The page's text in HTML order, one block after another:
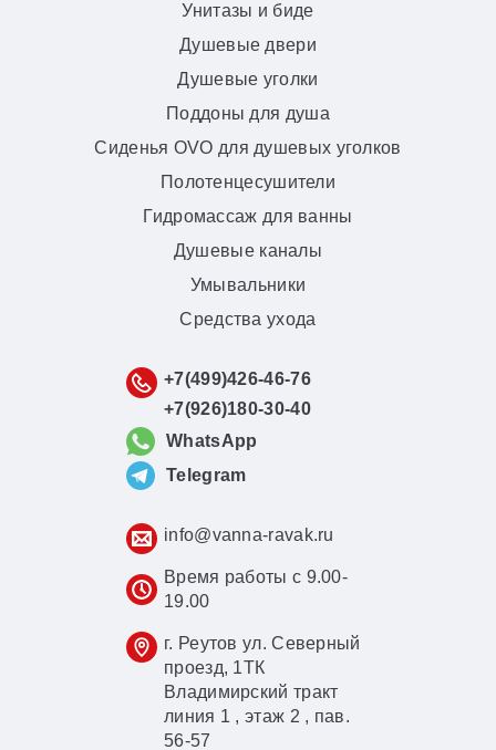
Унитазы и биде
Душевые двери
Душевые уголки
Поддоны для душа
Сиденья OVO для душевых уголков
Полотенцесушители
Гидромассаж для ванны
Душевые каналы
Умывальники
Средства ухода
+7(499)426-46-76
+7(926)180-30-40
WhatsApp
Telegram
info@vanna-ravak.ru
Время работы с 9.00-
19.00
г. Реутов ул. Северный
проезд, 1ТК
Владимирский тракт
линия 1 , этаж 2 , пав.
56-57